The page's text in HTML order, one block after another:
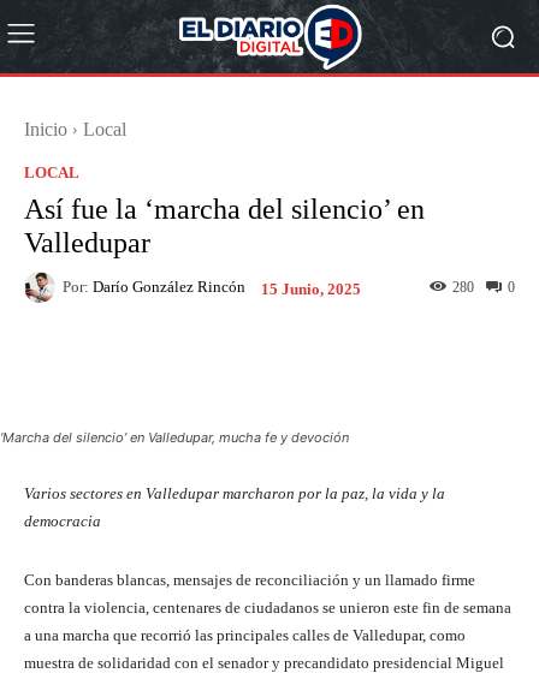
Inicio Local
LOCAL
Así fue la ‘marcha del silencio’ en
Valledupar
Por: Darío González Rincón 15 Junio, 2025 0
280
‘Marcha del silencio’ en Valledupar, mucha fe y devoción
Varios sectores en Valledupar marcharon por la paz, la vida y la
democracia
Con banderas blancas, mensajes de reconciliación y un llamado firme
contra la violencia, centenares de ciudadanos se unieron este fin de semana
a una marcha que recorrió las principales calles de Valledupar, como
muestra de solidaridad con el senador y precandidato presidencial Miguel